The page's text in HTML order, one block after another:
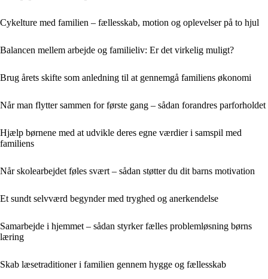
Cykelture med familien – fællesskab, motion og oplevelser på to hjul
Balancen mellem arbejde og familieliv: Er det virkelig muligt?
Brug årets skifte som anledning til at gennemgå familiens økonomi
Når man flytter sammen for første gang – sådan forandres parforholdet
Hjælp børnene med at udvikle deres egne værdier i samspil med
familiens
Når skolearbejdet føles svært – sådan støtter du dit barns motivation
Et sundt selvværd begynder med tryghed og anerkendelse
Samarbejde i hjemmet – sådan styrker fælles problemløsning børns
læring
Skab læsetraditioner i familien gennem hygge og fællesskab